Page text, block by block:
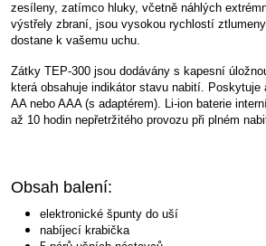
zesíleny, zatímco hluky, včetně náhlých
výstřely zbraní, jsou vysokou rychlostí
dostane k vašemu uchu.
Zátky TEP-300 jsou dodávány s kapesní
která obsahuje indikátor stavu nabití.
AA nebo AAA (s adaptérem). Li-ion baterie
až 10 hodin nepřetržitého provozu při plném
Obsah balení:
elektronické špunty do uší
nabíjecí krabička